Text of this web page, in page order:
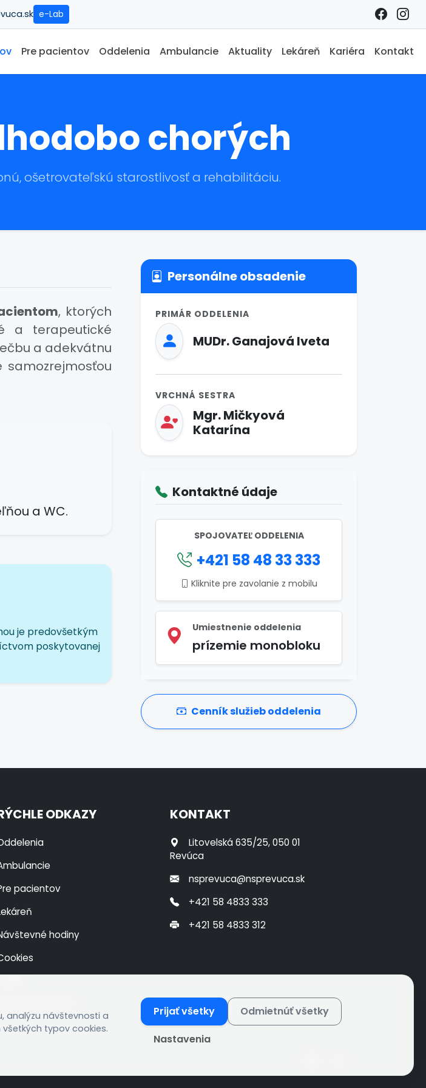
e-Lab
Pre pacientov Oddelenia Ambulancie Aktuality Lekáreň Kariéra Kontakt
chorých
ošetrovateľskú starostlivosť a rehabilitáciu.
, ktorých
a terapeutické
a adekvátnu
a WC.
je predovšetkým
poskytovanej
Personálne obsadenie
PRIMÁR ODDELENIA
MUDr. Ganajová Iveta
VRCHNÁ SESTRA
Mgr. Mičkyová
Katarína
Kontaktné údaje
SPOJOVATEĽ ODDELENIA
+421 58 48 33 333
Kliknite pre zavolanie z mobilu
Umiestnenie oddelenia
prízemie monobloku
Cenník služieb oddelenia
ODKAZY
pacientov
hodiny
KONTAKT
Litovelská 635/25, 050 01
Revúca
nsprevuca@nsprevuca.sk
+421 58 4833 333
+421 58 4833 312
analýzu návštevnosti a
typov cookies.
Prijať všetky
Odmietnúť všetky
Nastavenia